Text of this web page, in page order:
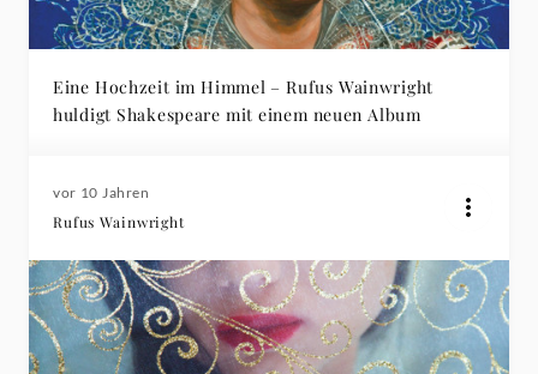
Eine Hochzeit im Himmel – Rufus Wainwright
huldigt Shakespeare mit einem neuen Album
vor 10 Jahren
Rufus Wainwright